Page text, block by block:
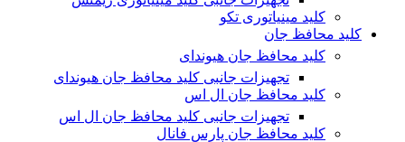
کلید مینیاتوری تکو
کلید محافظ جان
کلید محافظ جان هیوندای
تجهیزات جانبی کلید محافظ جان هیوندای
کلید محافظ جان ال اس
تجهیزات جانبی کلید محافظ جان ال اس
کلید محافظ جان پارس فانال